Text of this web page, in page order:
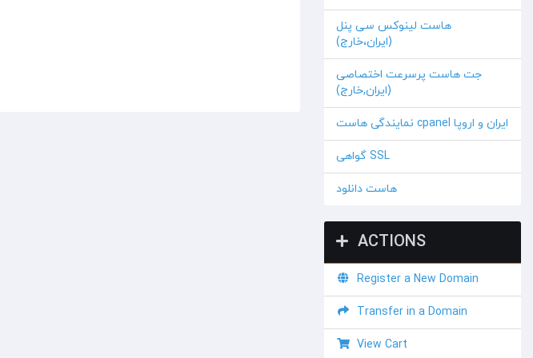
هاست لینوکس سی پنل
(ایران،خارج)
جت هاست پرسرعت اختصاصی
(ایران,خارج)
نمایندگی هاست cpanel ایران و اروپا
گواهی SSL
هاست دانلود
ACTIONS
Register a New Domain
Transfer in a Domain
View Cart